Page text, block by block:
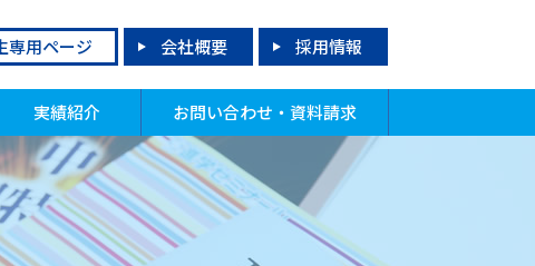
専用ページ 会社概要 採用情報
実績紹介
合格実績
模試実績
成績上昇者
祝合格！先輩からのメッセージ
お問い合わせ・資料請求